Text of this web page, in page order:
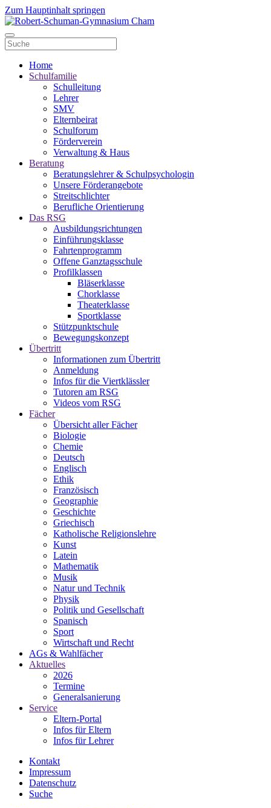
Zum Hauptinhalt springen
Home
Schulfamilie
Schulleitung
Lehrer
SMV
Elternbeirat
Schulforum
Förderverein
Verwaltung & Haus
Beratung
Beratungslehrer & Schulpsychologin
Unsere Förderangebote
Streitschlichter
Berufliche Orientierung
Das RSG
Ausbildungsrichtungen
Einführungsklasse
Fahrtenprogramm
Offene Ganztagsschule
Profilklassen
Bläserklasse
Chorklasse
Theaterklasse
Sportklasse
Stützpunktschule
Bewegungskonzept
Übertritt
Informationen zum Übertritt
Anmeldung
Infos für die Viertklässler
Tutoren am RSG
Videos vom RSG
Fächer
Übersicht aller Fächer
Biologie
Chemie
Deutsch
Englisch
Ethik
Französisch
Geographie
Geschichte
Griechisch
Katholische Religionslehre
Kunst
Latein
Mathematik
Musik
Natur und Technik
Physik
Politik und Gesellschaft
Spanisch
Sport
Wirtschaft und Recht
AGs & Wahlfächer
Aktuelles
2026
Termine
Generalsanierung
Service
Eltern-Portal
Infos für Eltern
Infos für Lehrer
Kontakt
Impressum
Datenschutz
Suche